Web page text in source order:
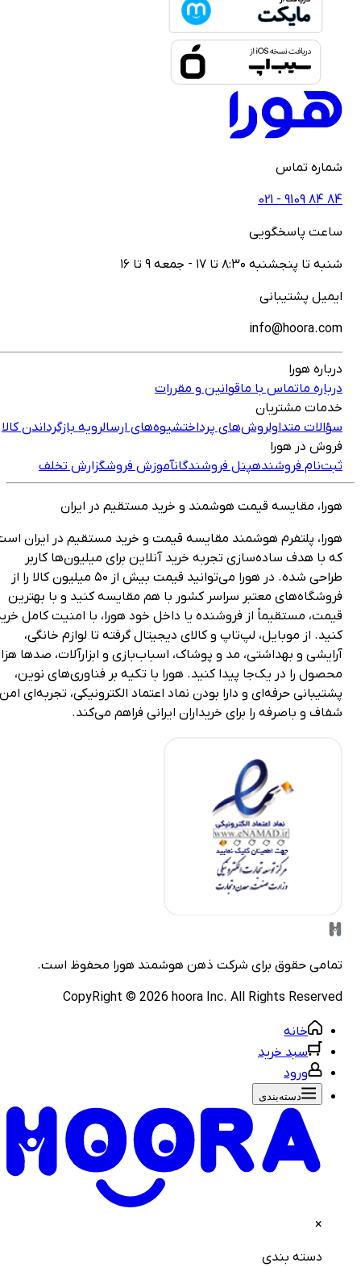
تماس
021 - ‎9109‎ ‎84‎
پاسخگویی
تا پنجشنبه ۸:۳۰ تا ۱۷ - جمعه ۹ تا ۱۶
پشتیبانی
هورا
ماتماس با ماقوانین و مقررات
مشتریان
متداولروش‌های پرداختشیوه‌های ارسالرویه بازگرداندن کالا
در هورا
فروشندهپنل فروشندگانآموزش فروشگزارش تخلف
مقایسه قیمت هوشمند و خرید مستقیم در ایران
پلتفرم هوشمند مقایسه قیمت و خرید مستقیم در ایران است
با هدف ساده‌سازی تجربه خرید آنلاین برای میلیون‌ها کاربر
طراحی شده. در هورا می‌توانید قیمت بیش از ۵۰ میلیون کالا را از
معتبر سراسر کشور با هم مقایسه کنید و با بهترین
مستقیماً از فروشنده یا داخل خود هورا، با امنیت کامل خرید
از موبایل، لپ‌تاپ و کالای دیجیتال گرفته تا لوازم خانگی،
و بهداشتی، مد و پوشاک، اسباب‌بازی و ابزارآلات، صدها هزار
را در یک‌جا پیدا کنید. هورا با تکیه بر فناوری‌های نوین،
حرفه‌ای و دارا بودن نماد اعتماد الکترونیکی، تجربه‌ای امن،
و باصرفه را برای خریداران ایرانی فراهم می‌کند.
حقوق برای شرکتذهن هوشمند هورامحفوظ است.
CopyRight ©2026hoora Inc. All Rights
خانه
سبد خرید
ورود
دسته‌بندی‌
دسته بندی